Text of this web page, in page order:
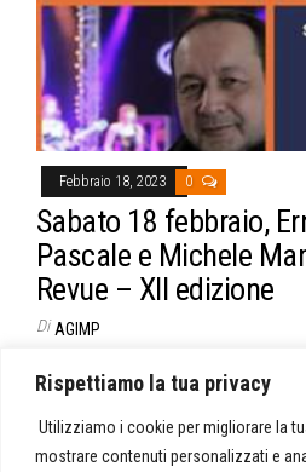
Rispettiamo la tua privacy
Utilizziamo i cookie per migliorare la
mostrare contenuti personalizzati e
Febbraio 18, 2023 0
Sabato 18 febbraio,
Pascale e Michele
Revue – XII edizione
Di AGIMP
radiofonico su Controradio